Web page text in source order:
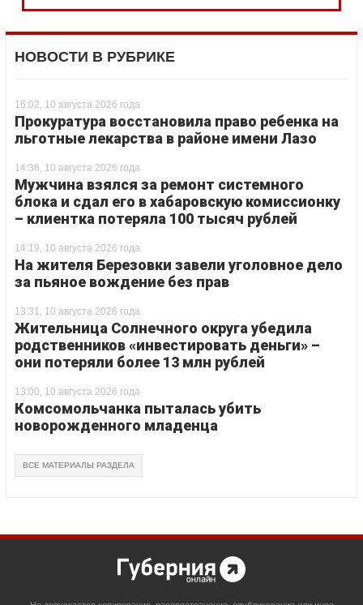
НОВОСТИ В РУБРИКЕ
16:02, 10 августа 2026 года
Прокуратура восстановила право ребенка на
льготные лекарства в районе имени Лазо
14:36, 10 августа 2026 года
Мужчина взялся за ремонт системного
блока и сдал его в хабаровскую комиссионку
– клиентка потеряла 100 тысяч рублей
14:19, 10 августа 2026 года
На жителя Березовки завели уголовное дело
за пьяное вождение без прав
13:31, 10 августа 2026 года
Жительница Солнечного округа убедила
родственников «инвестировать деньги» –
они потеряли более 13 млн рублей
13:00, 10 августа 2026 года
Комсомольчанка пыталась убить
новорожденного младенца
ВСЕ МАТЕРИАЛЫ РАЗДЕЛА